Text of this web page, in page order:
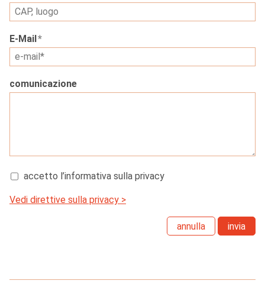
E-Mail*
comunicazione
accetto l’informativa sulla privacy
Vedi direttive sulla privacy >
annulla invia